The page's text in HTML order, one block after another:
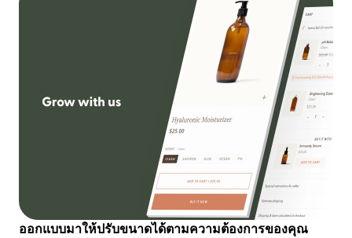
ออกแบบมาให้ปรับขนาดได้ตามความต้องการของคุณ